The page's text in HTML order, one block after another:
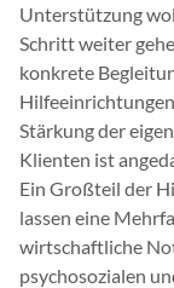
Unterstützung
Schritt weiter
konkrete
Stärkung der
Klienten ist
Ein Großteil der
lassen eine
wirtschaftliche
psychosozialen